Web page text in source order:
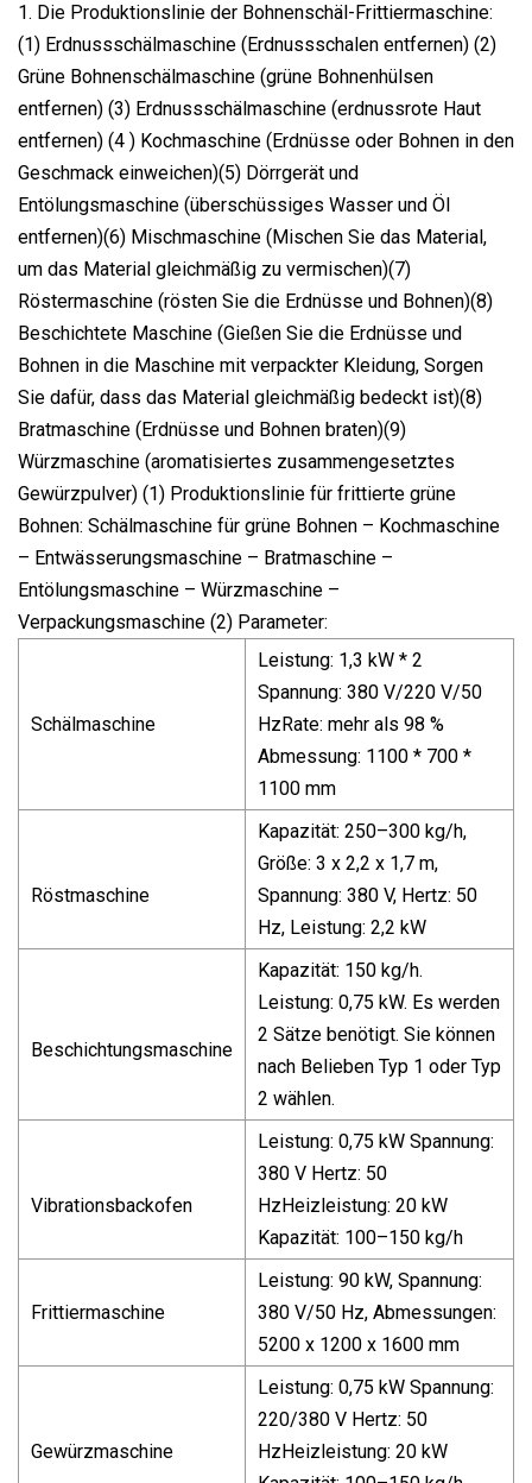
1. Die Produktionslinie der Bohnenschäl-Frittiermaschine:
(1) Erdnussschälmaschine (Erdnussschalen entfernen) (2)
Grüne Bohnenschälmaschine (grüne Bohnenhülsen
entfernen) (3) Erdnussschälmaschine (erdnussrote Haut
entfernen) (4 ) Kochmaschine (Erdnüsse oder Bohnen in den
Geschmack einweichen)(5) Dörrgerät und
Entölungsmaschine (überschüssiges Wasser und Öl
entfernen)(6) Mischmaschine (Mischen Sie das Material,
um das Material gleichmäßig zu vermischen)(7)
Röstermaschine (rösten Sie die Erdnüsse und Bohnen)(8)
Beschichtete Maschine (Gießen Sie die Erdnüsse und
Bohnen in die Maschine mit verpackter Kleidung, Sorgen
Sie dafür, dass das Material gleichmäßig bedeckt ist)(8)
Bratmaschine (Erdnüsse und Bohnen braten)(9)
Würzmaschine (aromatisiertes zusammengesetztes
Gewürzpulver) (1) Produktionslinie für frittierte grüne
Bohnen: Schälmaschine für grüne Bohnen – Kochmaschine
– Entwässerungsmaschine – Bratmaschine –
Entölungsmaschine – Würzmaschine –
Verpackungsmaschine (2) Parameter:
Schälmaschine
Leistung: 1,3 kW * 2
Spannung: 380 V/220 V/50
HzRate: mehr als 98 %
Abmessung: 1100 * 700 *
1100 mm
Röstmaschine
Kapazität: 250–300 kg/h,
Größe: 3 x 2,2 x 1,7 m,
Spannung: 380 V, Hertz: 50
Hz, Leistung: 2,2 kW
Beschichtungsmaschine
Kapazität: 150 kg/h.
Leistung: 0,75 kW. Es werden
2 Sätze benötigt. Sie können
nach Belieben Typ 1 oder Typ
2 wählen.
Vibrationsbackofen
Leistung: 0,75 kW Spannung:
380 V Hertz: 50
HzHeizleistung: 20 kW
Kapazität: 100–150 kg/h
Frittiermaschine
Leistung: 90 kW, Spannung:
380 V/50 Hz, Abmessungen:
5200 x 1200 x 1600 mm
Gewürzmaschine
Leistung: 0,75 kW Spannung:
220/380 V Hertz: 50
HzHeizleistung: 20 kW